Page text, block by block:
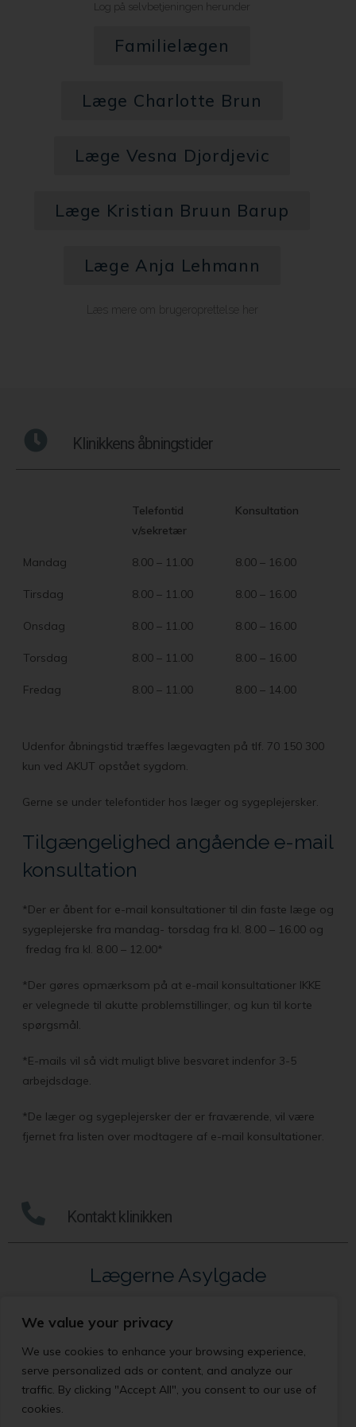
We value your privacy
We use cookies to enhance your browsing experience,
serve personalized ads or content, and analyze our
traffic. By clicking "Accept All", you consent to our use of
cookies.
Log på selvbetjeningen herunder
Familielægen
Læge Charlotte Brun
Læge Vesna Djordjevic
Læge Kristian Bruun Barup
Læge Anja Lehmann
Læs mere om brugeroprettelse her
Klinikkens åbningstider
Telefontid
v/sekretær
Konsultation
Mandag 8.00 – 11.00 8.00 – 16.00
Tirsdag 8.00 – 11.00 8.00 – 16.00
Onsdag 8.00 – 11.00 8.00 – 16.00
Torsdag 8.00 – 11.00 8.00 – 16.00
Fredag 8.00 – 11.00 8.00 – 14.00
Udenfor åbningstid træffes lægevagten på tlf. 70 150 300
kun ved AKUT opstået sygdom.
Gerne se under telefontider hos læger og sygeplejersker.
Tilgængelighed angående e-mail
konsultation
*Der er åbent for e-mail konsultationer til din faste læge og
sygeplejerske fra mandag- torsdag fra kl. 8.00 – 16.00 og
fredag fra kl. 8.00 – 12.00*
*Der gøres opmærksom på at e-mail konsultationer IKKE
er velegnede til akutte problemstillinger, og kun til korte
spørgsmål.
*E-mails vil så vidt muligt blive besvaret indenfor 3-5
arbejdsdage.
*De læger og sygeplejersker der er fraværende, vil være
fjernet fra listen over modtagere af e-mail konsultationer.
Kontakt klinikken
Lægerne Asylgade
9900 Frederikshavn
Tlf.: 98 14 40 40
Fax: 98 43 10 20